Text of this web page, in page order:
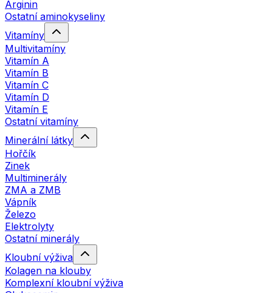
Arginin
Ostatní aminokyseliny
Vitamíny
Multivitamíny
Vitamín A
Vitamín B
Vitamín C
Vitamín D
Vitamín E
Ostatní vitamíny
Minerální látky
Hořčík
Zinek
Multiminerály
ZMA a ZMB
Vápník
Železo
Elektrolyty
Ostatní minerály
Kloubní výživa
Kolagen na klouby
Komplexní kloubní výživa